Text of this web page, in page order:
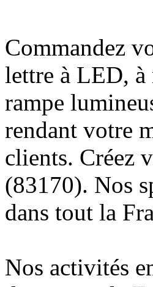
Commandez
lettre à LED, à
rampe
rendant votre
clients. Créez
(83170). Nos
dans tout la
Nos activités